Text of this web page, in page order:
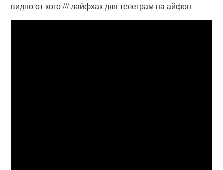
видно от кого /// лайфхак для телеграм на айфон